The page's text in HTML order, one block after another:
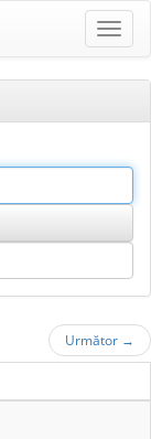
Următor →